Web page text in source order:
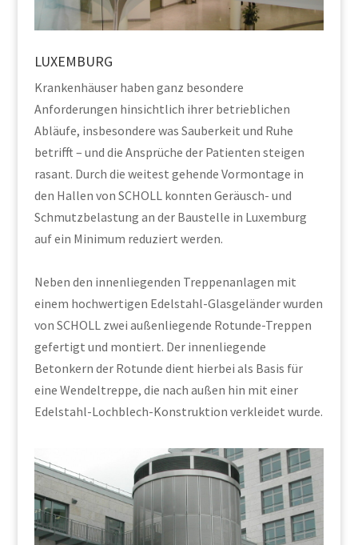
LUXEMBURG
Krankenhäuser haben ganz besondere
Anforderungen hinsichtlich ihrer betrieblichen
Abläufe, insbesondere was Sauberkeit und Ruhe
betrifft – und die Ansprüche der Patienten steigen
rasant. Durch die weitest gehende Vormontage in
den Hallen von SCHOLL konnten Geräusch- und
Schmutzbelastung an der Baustelle in Luxemburg
auf ein Minimum reduziert werden.
Neben den innenliegenden Treppenanlagen mit
einem hochwertigen Edelstahl-Glasgeländer wurden
von SCHOLL zwei außenliegende Rotunde-Treppen
gefertigt und montiert. Der innenliegende
Betonkern der Rotunde dient hierbei als Basis für
eine Wendeltreppe, die nach außen hin mit einer
Edelstahl-Lochblech-Konstruktion verkleidet wurde.